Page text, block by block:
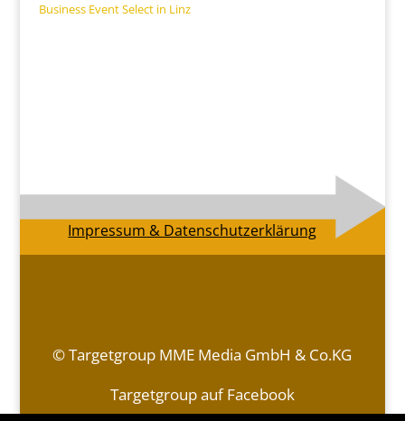
Business Event Select in Linz
Impressum & Datenschutzerklärung
© Targetgroup MME Media GmbH & Co.KG
Targetgroup auf Facebook